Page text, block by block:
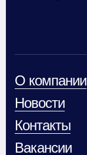
О компании
Новости
Контакты
Вакансии